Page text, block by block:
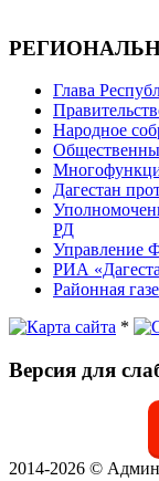
Глава
Народное
Дагестан
РД
Управление
РИА
Районная
*
Версия для
2014-2026 ©